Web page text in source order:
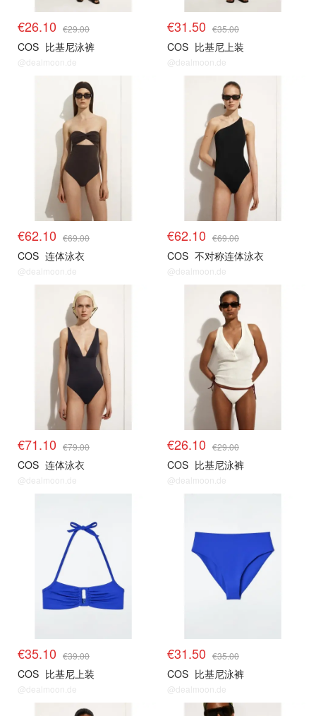
€26.10 €29.00
COS 比基尼泳裤
@dealmoon.de
€31.50 €35.00
COS 比基尼上装
@dealmoon.de
€62.10 €69.00
COS 连体泳衣
@dealmoon.de
€62.10 €69.00
COS 不对称连体泳衣
@dealmoon.de
€71.10 €79.00
COS 连体泳衣
@dealmoon.de
€26.10 €29.00
COS 比基尼泳裤
@dealmoon.de
€35.10 €39.00
COS 比基尼上装
@dealmoon.de
€31.50 €35.00
COS 比基尼泳裤
@dealmoon.de